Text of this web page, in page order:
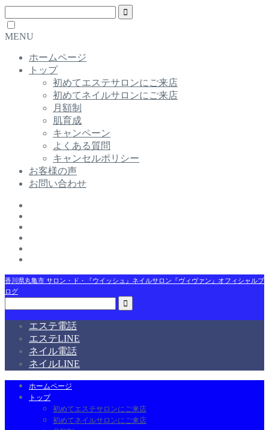
MENU
ホームページ
トップ
初めてエステサロンにご来店
初めてネイルサロンにご来店
月額制
肌育成
キャンペーン
よくある質問
キャンセルポリシー
お客様の声
お問い合わせ
香川県丸亀市 サロン・ド・『ウイッシュ』ネイルサロン『ヴィヴァン』オフィシャルブ
ログ
エステ電話
エステLINE
ネイル電話
ネイルLINE
ホームページ
トップ
初めてエステサロンにご来店
初めてネイルサロンにご来店